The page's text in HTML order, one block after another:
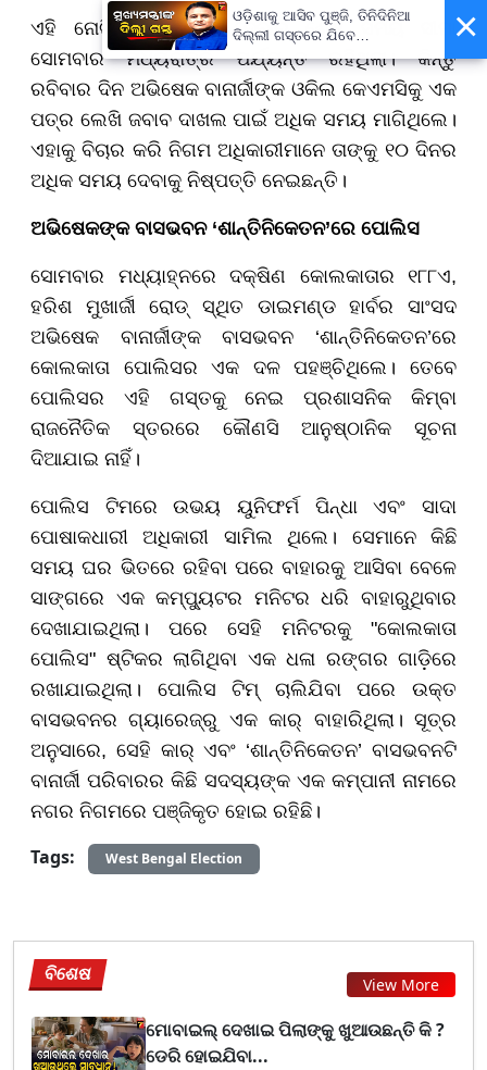
ଏହି ନୋଟିସର ଉତ୍ତର ଦେବାର ଶେଷ ସମୟ ସୀମା
ସୋମବାର ମଧ୍ୟରାତ୍ରି ପର୍ଯ୍ୟନ୍ତ ରହିଥିଲା। କିନ୍ତୁ
ରବିବାର ଦିନ ଅଭିଷେକ ବାନାର୍ଜୀଙ୍କ ଓକିଲ କେଏମସିକୁ ଏକ
ପତ୍ର ଲେଖି ଜବାବ ଦାଖଲ ପାଇଁ ଅଧିକ ସମୟ ମାଗିଥିଲେ।
ଏହାକୁ ବିଚାର କରି ନିଗମ ଅଧିକାରୀମାନେ ତାଙ୍କୁ ୧୦ ଦିନର
ଅଧିକ ସମୟ ଦେବାକୁ ନିଷ୍ପତ୍ତି ନେଇଛନ୍ତି।
ଅଭିଷେକଙ୍କ ବାସଭବନ ‘ଶାନ୍ତିନିକେତନ’ରେ ପୋଲିସ
ସୋମବାର ମଧ୍ୟାହ୍ନରେ ଦକ୍ଷିଣ କୋଲକାତାର ୧୮୮ଏ,
ହରିଶ ମୁଖାର୍ଜୀ ରୋଡ୍ ସ୍ଥିତ ଡାଇମଣ୍ଡ ହାର୍ବର ସାଂସଦ
ଅଭିଷେକ ବାନାର୍ଜୀଙ୍କ ବାସଭବନ ‘ଶାନ୍ତିନିକେତନ’ରେ
କୋଲକାତା ପୋଲିସର ଏକ ଦଳ ପହଞ୍ଚିଥିଲେ। ତେବେ
ପୋଲିସର ଏହି ଗସ୍ତକୁ ନେଇ ପ୍ରଶାସନିକ କିମ୍ବା
ରାଜନୈତିକ ସ୍ତରରେ କୌଣସି ଆନୁଷ୍ଠାନିକ ସୂଚନା
ଦିଆଯାଇ ନାହିଁ।
ପୋଲିସ ଟିମରେ ଉଭୟ ୟୁନିଫର୍ମ ପିନ୍ଧା ଏବଂ ସାଦା
ପୋଷାକଧାରୀ ଅଧିକାରୀ ସାମିଲ ଥିଲେ। ସେମାନେ କିଛି
ସମୟ ଘର ଭିତରେ ରହିବା ପରେ ବାହାରକୁ ଆସିବା ବେଳେ
ସାଙ୍ଗରେ ଏକ କମ୍ପ୍ୟୁଟର ମନିଟର ଧରି ବାହାରୁଥିବାର
ଦେଖାଯାଇଥିଲା। ପରେ ସେହି ମନିଟରକୁ "କୋଲକାତା
ପୋଲିସ" ଷ୍ଟିକର ଲାଗିଥିବା ଏକ ଧଳା ରଙ୍ଗର ଗାଡ଼ିରେ
ରଖାଯାଇଥିଲା। ପୋଲିସ ଟିମ୍ ଚାଲିଯିବା ପରେ ଉକ୍ତ
ବାସଭବନର ଗ୍ୟାରେଜ୍ରୁ ଏକ କାର୍ ବାହାରିଥିଲା। ସୂତ୍ର
ଅନୁସାରେ, ସେହି କାର୍ ଏବଂ ‘ଶାନ୍ତିନିକେତନ’ ବାସଭବନଟି
ବାନାର୍ଜୀ ପରିବାରର କିଛି ସଦସ୍ୟଙ୍କ ଏକ କମ୍ପାନୀ ନାମରେ
ନଗର ନିଗମରେ ପଞ୍ଜିକୃତ ହୋଇ ରହିଛି।
Tags: West Bengal Election
ବିଶେଷ View More
ମୋବାଇଲ୍ ଦେଖାଇ ପିଲାଙ୍କୁ ଖୁଆଉଛନ୍ତି କି ?
ଡେରି ହୋଇଯିବା...
×
ଓଡ଼ିଶାକୁ ଆସିବ ପୁଞ୍ଜି, ତିନିଦିନିଆ
ଦିଲ୍ଲୀ ଗସ୍ତରେ ଯିବେ